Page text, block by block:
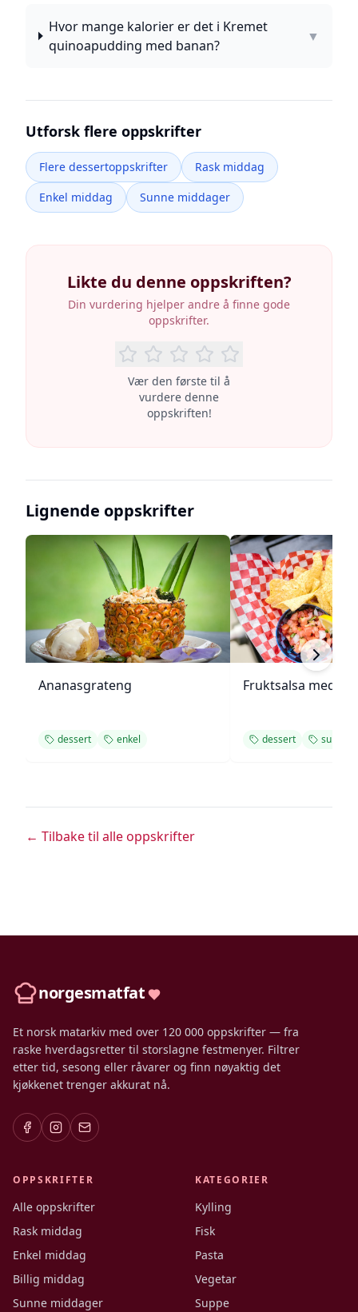
Hvor mange kalorier er det i Kremet
quinoapudding med banan?
▼
Utforsk flere oppskrifter
Flere dessertoppskrifter
Rask middag
Enkel middag
Sunne middager
Likte du denne oppskriften?
Din vurdering hjelper andre å finne gode
oppskrifter.
Vær den første til å
vurdere denne
oppskriften!
Lignende oppskrifter
Ananasgrateng
dessert enkel
Fruktsalsa med
dessert sunn
← Tilbake til alle oppskrifter
norgesmatfat
Et norsk matarkiv med over 120 000 oppskrifter — fra
raske hverdagsretter til storslagne festmenyer. Filtrer
etter tid, sesong eller råvarer og finn nøyaktig det
kjøkkenet trenger akkurat nå.
OPPSKRIFTER
Alle oppskrifter
Rask middag
Enkel middag
Billig middag
Sunne middager
KATEGORIER
Kylling
Fisk
Pasta
Vegetar
Suppe